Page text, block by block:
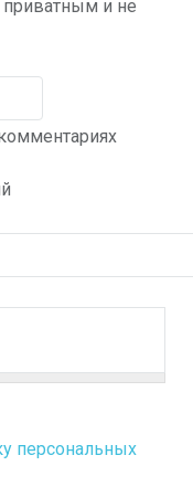
приватным и не
персональных